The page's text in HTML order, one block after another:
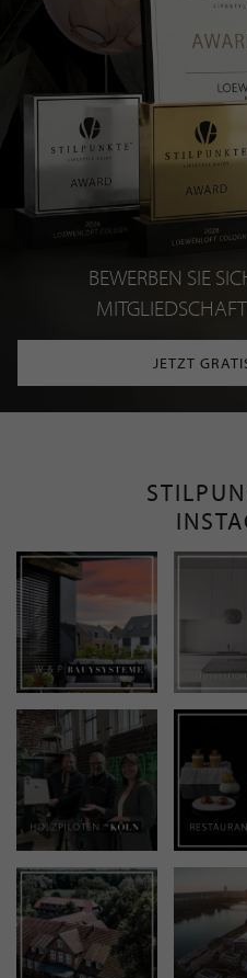
BEWERBEN SIE
JETZT